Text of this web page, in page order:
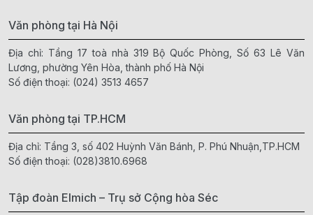
Văn phòng tại Hà Nội
Địa chỉ: Tầng 17 toà nhà 319 Bộ Quốc Phòng, Số 63 Lê Văn
Lương, phường Yên Hòa, thành phố Hà Nội
Số điện thoại: (024) 3513 4657
Văn phòng tại TP.HCM
Địa chỉ: Tầng 3, số 402 Huỳnh Văn Bánh, P. Phú Nhuận,TP.HCM
Số điện thoại: (028)3810.6968
Tập đoàn Elmich – Trụ sở Cộng hòa Séc